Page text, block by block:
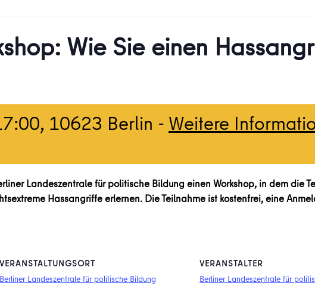
Wie Sie einen
, 10623 Berlin - Weitere
Landeszentrale für politische Bildung einen Workshop, in dem die
Hassangriffe erlernen. Die Teilnahme ist kostenfrei, eine
VERANSTALTUNGSORT
Berliner Landeszentrale für politische Bildung
VERANSTALTER
Berliner Landeszentrale für